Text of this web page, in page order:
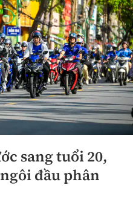
sang tuổi 20,
đầu phân